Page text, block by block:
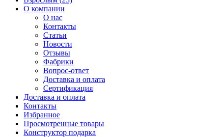
О компании
О нас
Контакты
Статьи
Новости
Отзывы
Фабрики
Вопрос-ответ
Доставка и оплата
Сертификация
Доставка и оплата
Контакты
Избранное
Просмотренные товары
Конструктор подарка